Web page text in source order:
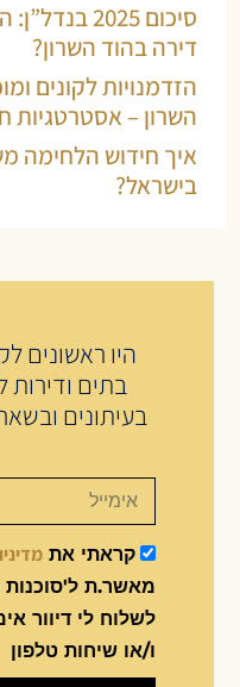
סיכום 2025
דירה בהוד השרון?
הזדמנויות לקונים
השרון – אסטרטגיות
איך חידוש הלחימה
בישראל?
היו ראשונים
בתים
בעיתונים
קראתי את
מאשר.ת ל'סוכנות
לשלוח לי דיוור
ו/או שיחות טלפון